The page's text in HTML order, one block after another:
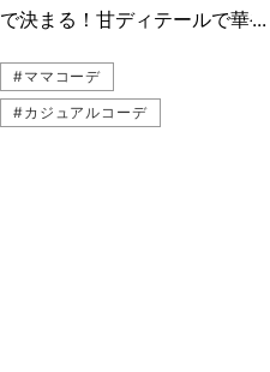
で決まる！甘ディテールで華や
#ママコーデ
#カジュアルコーデ